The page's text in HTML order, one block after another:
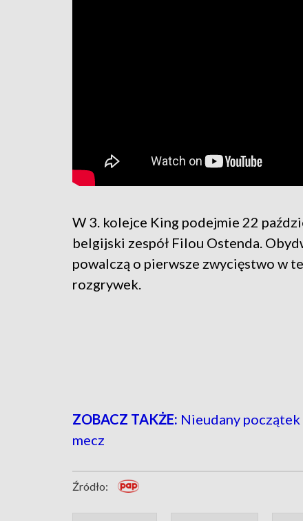
W 3. kolejce King podejmie 22
belgijski zespół Filou Ostenda.
powalczą o pierwsze zwycięstwo w
rozgrywek.
ZOBACZ TAKŻE: Nieudany
mecz
Źródło: